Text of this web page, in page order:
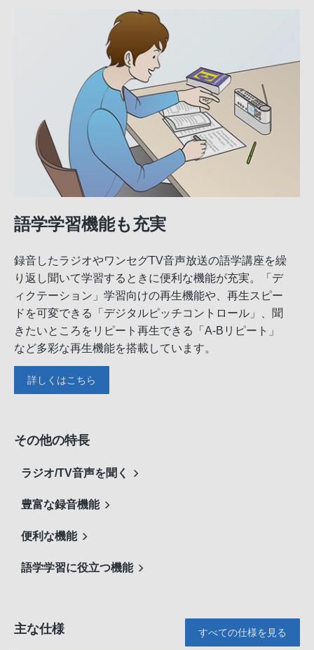
語学学習機能も充実
録音したラジオやワンセグTV音声放送の語学講座を繰
り返し聞いて学習するときに便利な機能が充実。「デ
ィクテーション」学習向けの再生機能や、再生スピー
ドを可変できる「デジタルピッチコントロール」、聞
きたいところをリピート再生できる「A-Bリピート」
など多彩な再生機能を搭載しています。
詳しくはこちら
その他の特長
ラジオ/TV音声を聞く
豊富な録音機能
便利な機能
語学学習に役立つ機能
主な仕様 すべての仕様を見る